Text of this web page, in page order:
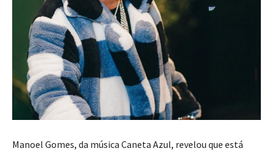
Manoel Gomes, da música Caneta Azul, revelou que está